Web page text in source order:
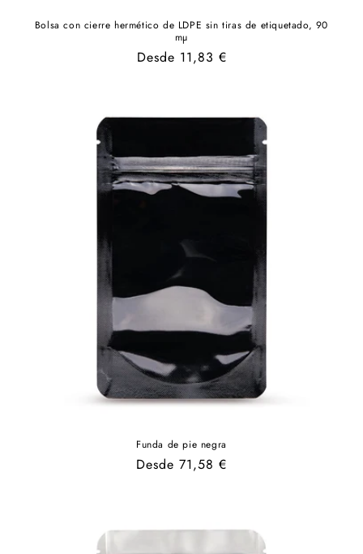
Bolsa con cierre hermético de LDPE sin tiras de etiquetado, 90
mµ
Precio
Desde 11,83 €
Funda de pie negra
Precio
Desde 71,58 €